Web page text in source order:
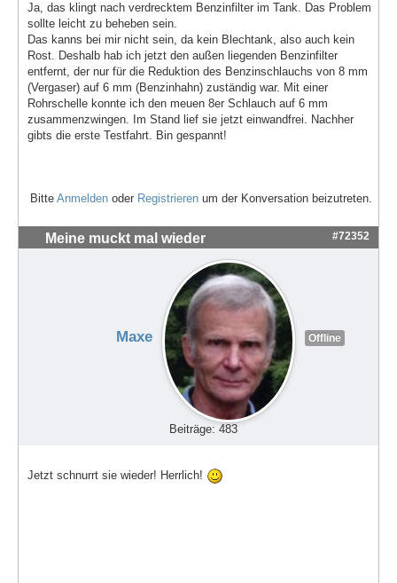
Ja, das klingt nach verdrecktem Benzinfilter im Tank. Das Problem
sollte leicht zu beheben sein.
Das kanns bei mir nicht sein, da kein Blechtank, also auch kein
Rost. Deshalb hab ich jetzt den außen liegenden Benzinfilter
entfernt, der nur für die Reduktion des Benzinschlauchs von 8 mm
(Vergaser) auf 6 mm (Benzinhahn) zuständig war. Mit einer
Rohrschelle konnte ich den meuen 8er Schlauch auf 6 mm
zusammenzwingen. Im Stand lief sie jetzt einwandfrei. Nachher
gibts die erste Testfahrt. Bin gespannt!
Bitte Anmelden oder Registrieren um der Konversation beizutreten.
Meine muckt mal wieder #72352
Maxe Offline
Beiträge: 483
Jetzt schnurrt sie wieder! Herrlich!